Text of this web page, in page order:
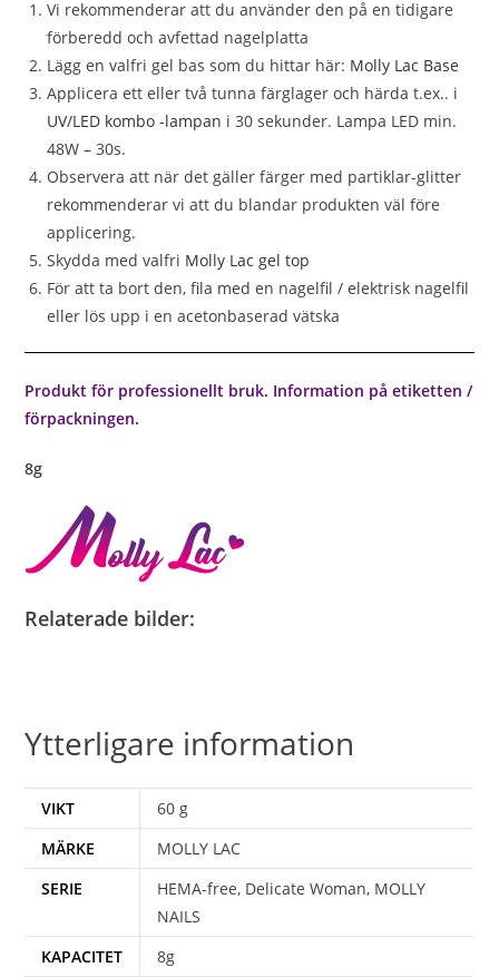
Vi rekommenderar att du använder den på en tidigare
förberedd och avfettad nagelplatta
Lägg en valfri gel bas som du hittar här: Molly Lac Base
Applicera ett eller två tunna färglager och härda t.ex.. i
UV/LED kombo -lampan i 30 sekunder. Lampa LED min.
48W – 30s.
Observera att när det gäller färger med partiklar-glitter
rekommenderar vi att du blandar produkten väl före
applicering.
Skydda med valfri Molly Lac gel top
För att ta bort den, fila med en nagelfil / elektrisk nagelfil
eller lös upp i en acetonbaserad vätska
Produkt för professionellt bruk. Information på etiketten /
förpackningen.
8g
Relaterade bilder:
Ytterligare information
VIKT
60 g
MÄRKE
MOLLY LAC
SERIE
HEMA-free, Delicate Woman, MOLLY
NAILS
KAPACITET
8g